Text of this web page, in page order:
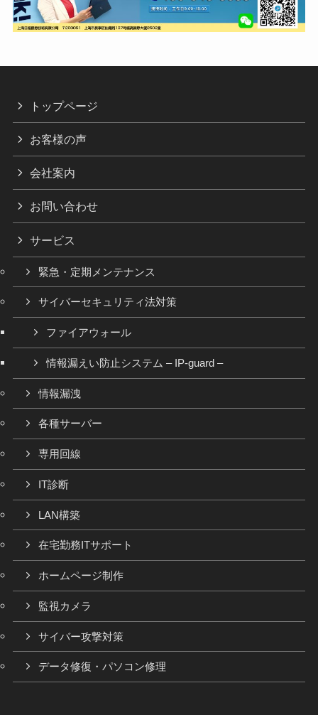
トップページ
お客様の声
会社案内
お問い合わせ
サービス
緊急・定期メンテナンス
サイバーセキュリティ法対策
ファイアウォール
情報漏えい防止システム – IP-guard –
情報漏洩
各種サーバー
専用回線
IT診断
LAN構築
在宅勤務ITサポート
ホームページ制作
監視カメラ
サイバー攻撃対策
データ修復・パソコン修理